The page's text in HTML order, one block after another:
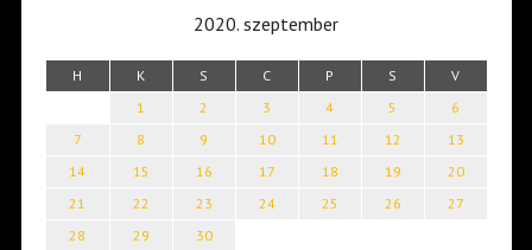
2020. szeptember
H K S C P S V
1 2 3 4 5
6
7
8 9 10 11 12
13
14
15 16 17 18 19
20
21
22 23 24 25 26
27
28
29 30